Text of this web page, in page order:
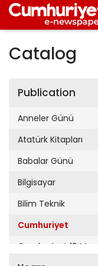
Catalog
Publication
Anneler Günü
Atatürk Kitapları
Babalar Günü
Bilgisayar
Bilim Teknik
Cumhuriyet
Cumhuriyet 19 Mayıs